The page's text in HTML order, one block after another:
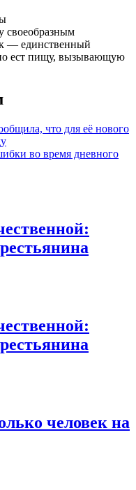
своеобразным
— единственный
ест пищу, вызывающую
что для её нового
во время дневного
человек на